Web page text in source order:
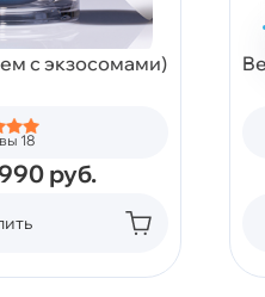
с экзосомами)
18
руб.